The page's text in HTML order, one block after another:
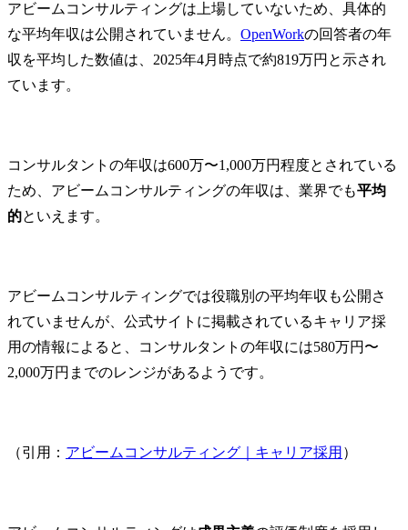
アビームコンサルティングは上場していないため、具体的
な平均年収は公開されていません。 OpenWorkの回答者の年
収を平均した数値は、2025年4月時点で約819万円と示され
ています。
コンサルタントの年収は600万〜1,000万円程度とされている
ため、アビームコンサルティングの年収は、業界でも平均
的といえます。
アビームコンサルティングでは役職別の平均年収も公開さ
れていませんが、公式サイトに掲載されているキャリア採
用の情報によると、コンサルタントの年収には580万円〜
2,000万円までのレンジがあるようです。
（引用： アビームコンサルティング｜キャリア採用 ）